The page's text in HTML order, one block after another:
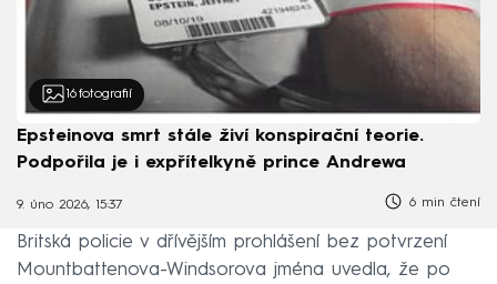
16 fotografií
Epsteinova smrt stále živí konspirační teorie.
Podpořila je i expřítelkyně prince Andrewa
9. úno 2026, 15:37 6 min čtení
Britská policie v dřívějším prohlášení bez potvrzení
Mountbattenova-Windsorova jména uvedla, že po